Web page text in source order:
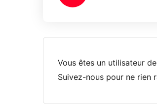
Vous êtes un utilisateur de
Suivez-nous pour ne rien